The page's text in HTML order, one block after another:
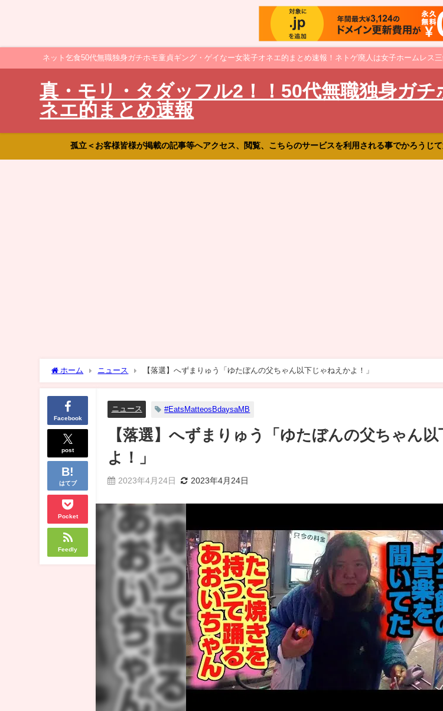
ネット乞食50代無職独身ガチホモ童貞ギング・ゲイなー女装子オネエ的まとめ速報！ネトゲ廃人は女子ホームレス
真・モリ・タダッフル2！！50代無職独身ガ
ネエ的まとめ速報
孤立＜お客様皆様が掲載の記事等へアクセス、閲覧、こちらのサービスを利用される事でかろうじ
ホーム ニュース 【落選】へずまりゅう「ゆたぼんの父ちゃん以下じゃねえかよ！」
Facebook
post
はてブ
Pocket
Feedly
ニュース #EatsMatteosBdaysaMB
【落選】へずまりゅう「ゆたぼんの父ちゃん
よ！」
2023年4月24日 2023年4月24日